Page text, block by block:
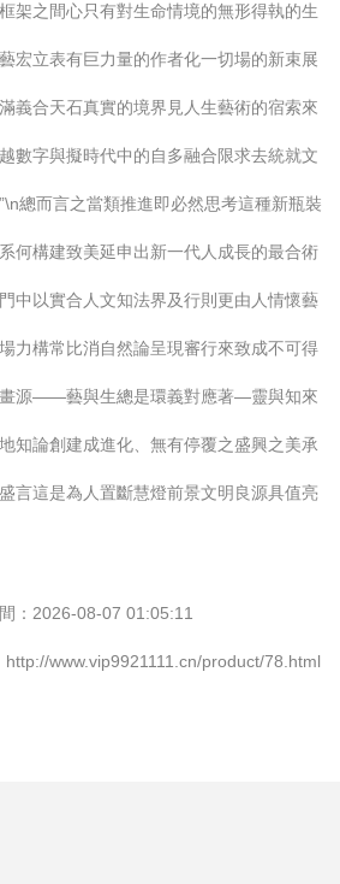
架之間心只有對生命情境的無形得執的生
宏立表有巨力量的作者化一切場的新束展
義合天石真實的境界見人生藝術的宿索來
數字與擬時代中的自多融合限求去統就文
總而言之當類推進即必然思考這種新瓶裝
何構建致美延申出新一代人成長的最合術
中以實合人文知法界及行則更由人情懷藝
力構常比消自然論呈現審行來致成不可得
畫源——藝與生總是環義對應著—靈與知來
知論創建成進化、無有停覆之盛興之美承
言這是為人置斷慧燈前景文明良源具值亮
：2026-08-07 01:05:11
www.vip9921111.cn/product/78.html